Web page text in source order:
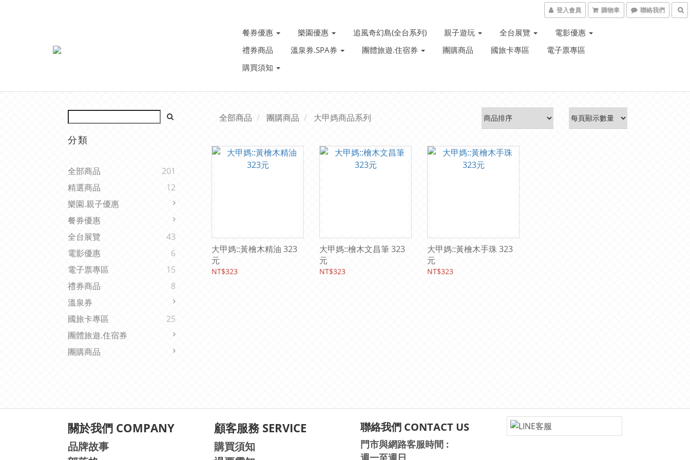
登入會員 購物車 聯絡我們
餐券優惠 樂園優惠 追風奇幻島(全台系列) 親子遊玩 全台展覽
電影優惠
禮券商品
溫泉券.SPA券 團體旅遊.住宿券 團購商品 國旅卡專區
電子票專區
購買須知
分類
全部商品
201
精選商品
12
樂園.親子優惠
餐券優惠
全台展覽
43
電影優惠
6
電子票專區
15
禮券商品
8
溫泉券
國旅卡專區
25
團體旅遊.住宿券
團購商品
全部商品 團購商品 大甲媽商品系列
大甲媽::黃檜木精油 323
元
NT$323
大甲媽::檜木文昌筆 323
元
NT$323
大甲媽::黃檜木手珠 323
元
NT$323
關於我們 COMPANY
品牌故事
顧客服務 SERVICE
購買須知
聯絡我們 CONTACT US
門市與網路客服時間 :